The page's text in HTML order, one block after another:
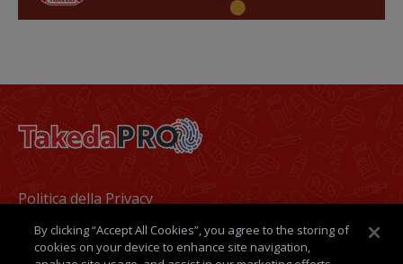
Politica della Privacy
Termini e condizioni
By clicking “Accept All Cookies”, you agree to the storing of
cookies on your device to enhance site navigation,